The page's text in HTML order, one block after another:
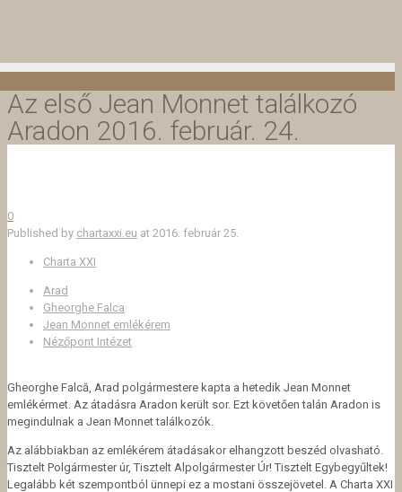
Az első Jean Monnet találkozó
Aradon 2016. február. 24.
0
Published by chartaxxi.eu at 2016. február 25.
Charta XXI
Arad
Gheorghe Falca
Jean Monnet emlékérem
Nézőpont Intézet
Gheorghe Falcă, Arad polgármestere kapta a hetedik Jean Monnet
emlékérmet. Az átadásra Aradon került sor. Ezt követően talán Aradon is
megindulnak a Jean Monnet találkozók.
Az alábbiakban az emlékérem átadásakor elhangzott beszéd olvasható.
Tisztelt Polgármester úr, Tisztelt Alpolgármester Úr! Tisztelt Egybegyűltek!
Legalább két szempontból ünnepi ez a mostani összejövetel. A Charta XXI